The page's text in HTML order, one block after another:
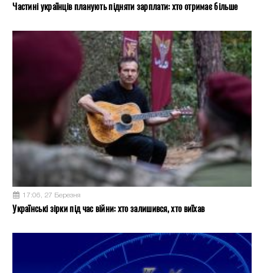
Частині українців планують підняти зарплати: хто отримає більше
17:06, 27 Березня
Українські зірки під час війни: хто залишився, хто виїхав